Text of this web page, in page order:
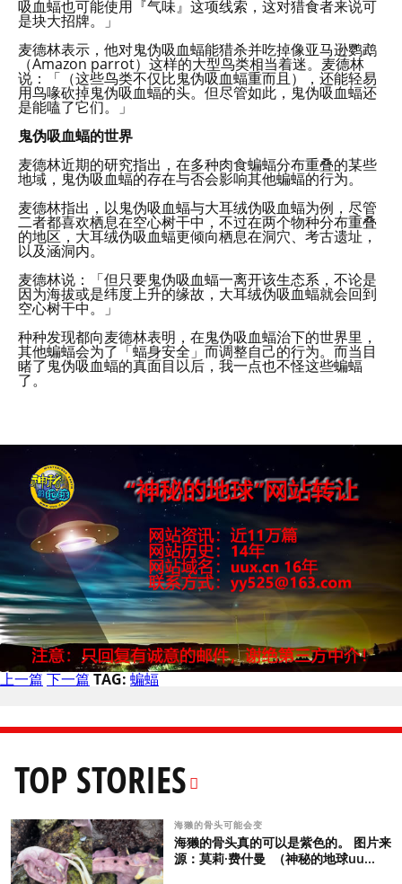
吸血蝠也可能使用『气味』这项线索，这对猎食者来说可
是块大招牌。」
麦德林表示，他对鬼伪吸血蝠能猎杀并吃掉像亚马逊鹦鹉
（Amazon parrot）这样的大型鸟类相当着迷。麦德林
说：「（这些鸟类不仅比鬼伪吸血蝠重而且），还能轻易
用鸟喙砍掉鬼伪吸血蝠的头。但尽管如此，鬼伪吸血蝠还
是能嗑了它们。」
鬼伪吸血蝠的世界
麦德林近期的研究指出，在多种肉食蝙蝠分布重叠的某些
地域，鬼伪吸血蝠的存在与否会影响其他蝙蝠的行为。
麦德林指出，以鬼伪吸血蝠与大耳绒伪吸血蝠为例，尽管
二者都喜欢栖息在空心树干中，不过在两个物种分布重叠
的地区，大耳绒伪吸血蝠更倾向栖息在洞穴、考古遗址，
以及涵洞内。
麦德林说：「但只要鬼伪吸血蝠一离开该生态系，不论是
因为海拔或是纬度上升的缘故，大耳绒伪吸血蝠就会回到
空心树干中。」
种种发现都向麦德林表明，在鬼伪吸血蝠治下的世界里，
其他蝙蝠会为了「蝠身安全」而调整自己的行为。而当目
睹了鬼伪吸血蝠的真面目以后，我一点也不怪这些蝙蝠
了。
上一篇下一篇TAG:蝙蝠
TOP STORIES
海獭的骨头可能会变
海獭的骨头真的可以是紫色的。 图片来
源：莫莉·费什曼 （神秘的地球uu...